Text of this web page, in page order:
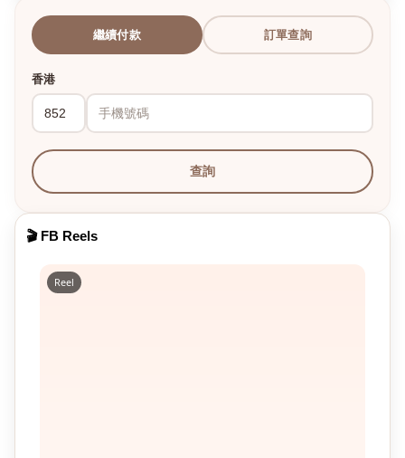
繼續付款 訂單查詢
香港
查詢
🎬 FB Reels
Reel